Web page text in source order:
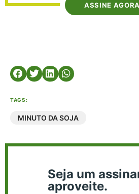
ASSINE AGORA
TAGS:
MINUTO DA SOJA
Seja um
aproveite.